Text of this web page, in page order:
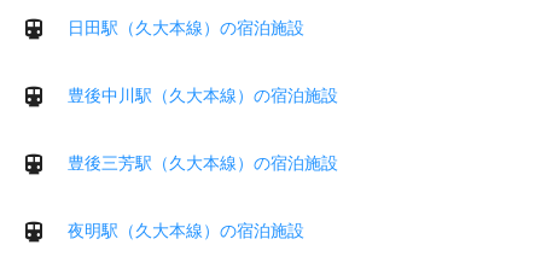
日田駅（久大本線）の宿泊施設
豊後中川駅（久大本線）の宿泊施設
豊後三芳駅（久大本線）の宿泊施設
夜明駅（久大本線）の宿泊施設